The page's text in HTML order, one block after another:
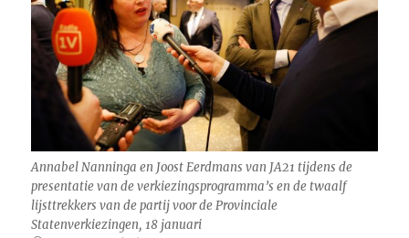
Annabel Nanninga en Joost Eerdmans van JA21 tijdens de
presentatie van de verkiezingsprogramma’s en de twaalf
lijsttrekkers van de partij voor de Provinciale
Statenverkiezingen, 18 januari